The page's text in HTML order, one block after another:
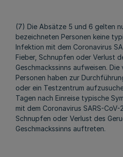
(7) Die Absätze 5 und 6 gelten
bezeichneten Personen keine
Infektion mit dem Coronavirus
Fieber, Schnupfen oder Verlust
Geschmackssinns aufweisen.
Personen haben zur
oder ein Testzentrum
Tagen nach Einreise typische
mit dem Coronavirus SARS-CoV-
Schnupfen oder Verlust des
Geschmackssinns auftreten.